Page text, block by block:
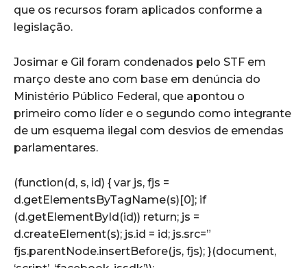
que os recursos foram aplicados conforme a
legislação.
Josimar e Gil foram condenados pelo STF em
março deste ano com base em denúncia do
Ministério Público Federal, que apontou o
primeiro como líder e o segundo como integrante
de um esquema ilegal com desvios de emendas
parlamentares.
(function(d, s, id) { var js, fjs =
d.getElementsByTagName(s)[0]; if
(d.getElementById(id)) return; js =
d.createElement(s); js.id = id; js.src=”
fjs.parentNode.insertBefore(js, fjs); }(document,